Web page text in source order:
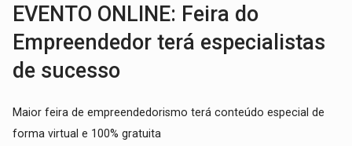
EVENTO ONLINE: Feira do
Empreendedor terá especialistas
de sucesso
Maior feira de empreendedorismo terá conteúdo especial de
forma virtual e 100% gratuita